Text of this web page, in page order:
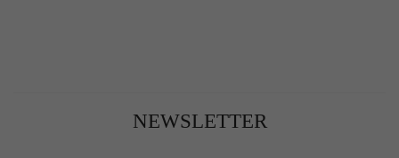
NEWSLETTER